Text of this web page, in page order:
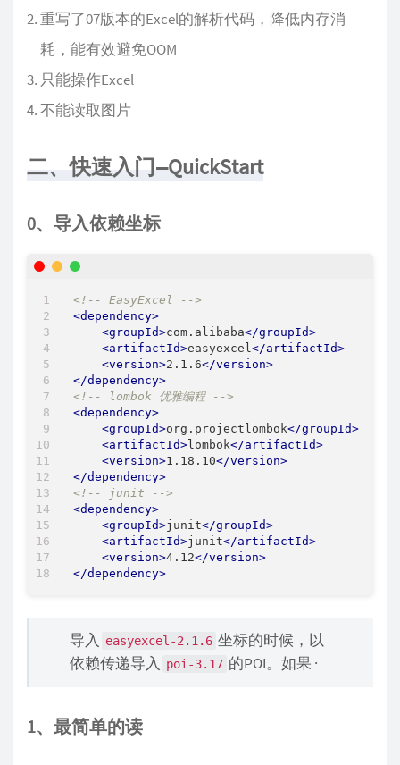
重写了07版本的Excel的解析代码，降低内存消
耗，能有效避免OOM
只能操作Excel
不能读取图片
二、快速入门--QuickStart
0、导入依赖坐标
<!-- EasyExcel -->
<dependency>
<groupId>com.alibaba</groupId>
<artifactId>easyexcel </artifactId>
<version>2.1.6</version>
</dependency>
<!-- lombok 优雅编程 -->
<dependency>
<groupId>org.projectlombok</groupId>
<artifactId> lombok</artifactId>
<version>1.18.10</version>
</dependency>
<!-- junit -->
<dependency>
<groupId>junit</groupId>
<artifactId>junit</artifactId>
<version>4.12</version>
</dependency>
导入 easyexcel-2.1.6 坐标的时候，以
依赖传递导入 poi-3.17 的POI。如果 ·
1、最简单的读